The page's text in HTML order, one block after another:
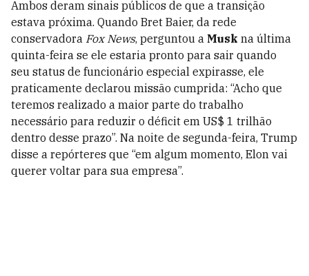
Ambos deram sinais públicos de que a transição
estava próxima. Quando Bret Baier, da rede
conservadora Fox News, perguntou a Musk na última
quinta-feira se ele estaria pronto para sair quando
seu status de funcionário especial expirasse, ele
praticamente declarou missão cumprida: “Acho que
teremos realizado a maior parte do trabalho
necessário para reduzir o déficit em US$ 1 trilhão
dentro desse prazo”. Na noite de segunda-feira, Trump
disse a repórteres que “em algum momento, Elon vai
querer voltar para sua empresa”.